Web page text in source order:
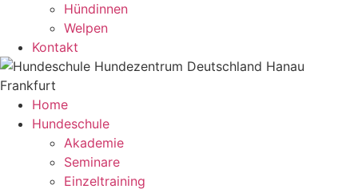
Hündinnen
Welpen
Kontakt
Home
Hundeschule
Akademie
Seminare
Einzeltraining